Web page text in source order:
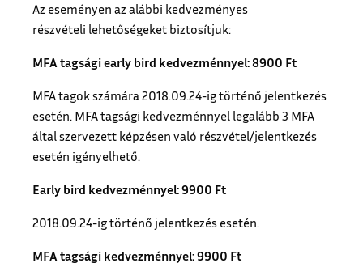
Az eseményen az alábbi kedvezményes
részvételi lehetőségeket biztosítjuk:
MFA tagsági early bird kedvezménnyel: 8900 Ft
MFA tagok számára 2018.09.24-ig történő jelentkezés
esetén. MFA tagsági kedvezménnyel legalább 3 MFA
által szervezett képzésen való részvétel/jelentkezés
esetén igényelhető.
Early bird kedvezménnyel: 9900 Ft
2018.09.24-ig történő jelentkezés esetén.
MFA tagsági kedvezménnyel: 9900 Ft